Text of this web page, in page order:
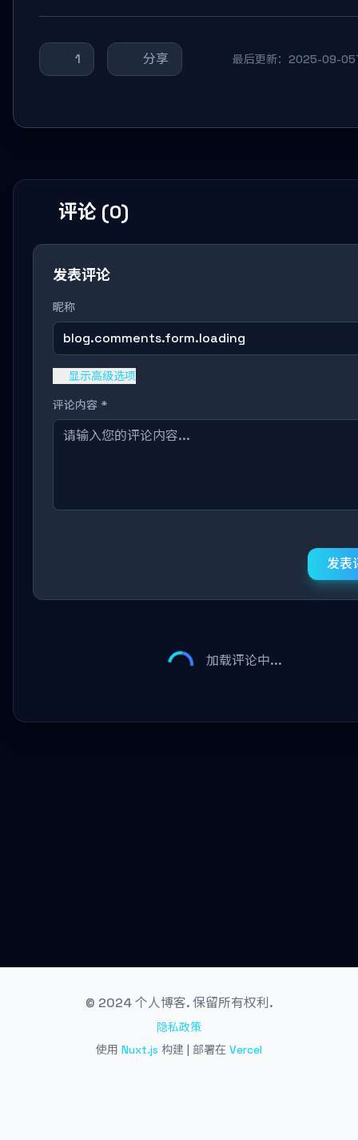
1 分享 最后更新：2025-09-
评论 (0)
发表评论
昵称
blog.comments.form.loading
显示高级选项
评论内容 *
发表
加载评论中...
© 2024 个人博客. 保留所有权利.
隐私政策
使用 Nuxt.js 构建 | 部署在 Vercel